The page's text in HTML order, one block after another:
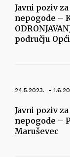
Javni poziv
nepogode –
području
24.5.2023. -
Javni poziv
nepogode –
Maruševec